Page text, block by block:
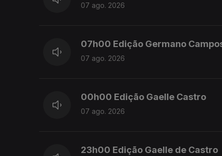
07 ago. 2026
07h00 Edição Germano
07 ago. 2026
00h00 Edição Gaelle Castro
07 ago. 2026
23h00 Edição Gaelle de Castro